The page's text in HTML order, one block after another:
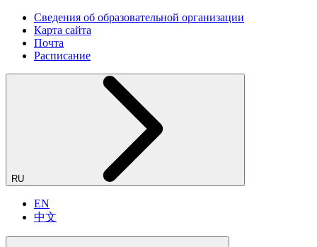
Сведения об образовательной организации
Карта сайта
Почта
Расписание
RU
EN
中文